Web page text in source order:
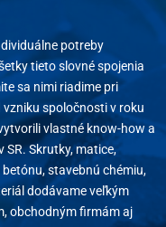
potreby
tieto slovné spojenia
sa nimi riadime pri
spoločnosti v roku
vlastné know-how a
SR. Skrutky, matice,
stavebnú chémiu,
dodávame veľkým
obchodným firmám aj